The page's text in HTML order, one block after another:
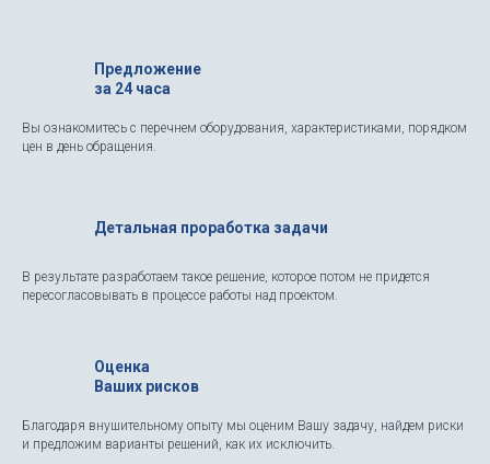
Предложение
за 24 часа
Вы ознакомитесь с перечнем оборудования, характеристиками, порядком
цен в день обращения.
Детальная проработка задачи
В результате разработаем такое решение, которое потом не придется
пересогласовывать в процессе работы над проектом.
Оценка
Ваших рисков
Благодаря внушительному опыту мы оценим Вашу задачу, найдем риски
и предложим варианты решений, как их исключить.